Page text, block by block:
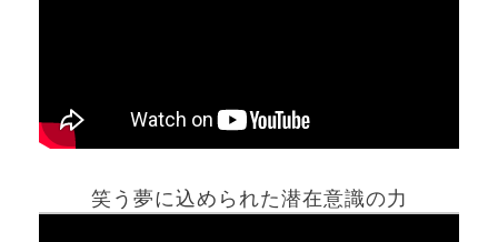
笑う夢に込められた潜在意識の力